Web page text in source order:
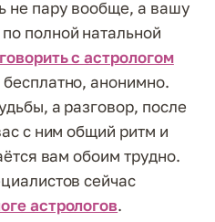
не пару вообще, а вашу
полной натальной
с астрологом
анонимно.
а разговор, после
с ним общий ритм и
вам обоим трудно.
сейчас
астрологов.